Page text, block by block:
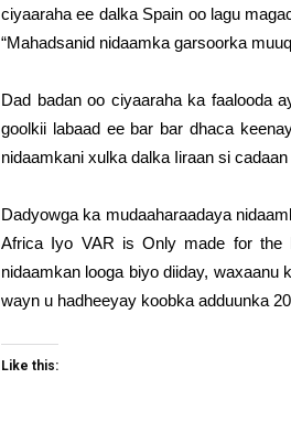
ciyaaraha ee dalka Spain oo lagu
“Mahadsanid nidaamka garsoorka
Dad badan oo ciyaaraha ka faalooda
goolkii labaad ee bar bar dhaca
nidaamkani xulka dalka Iiraan si
Dadyowga ka mudaaharaadaya
Africa Iyo VAR is Only made for the
nidaamkan looga biyo diiday, waxaanu
wayn u hadheeyay koobka adduunka
Like this: